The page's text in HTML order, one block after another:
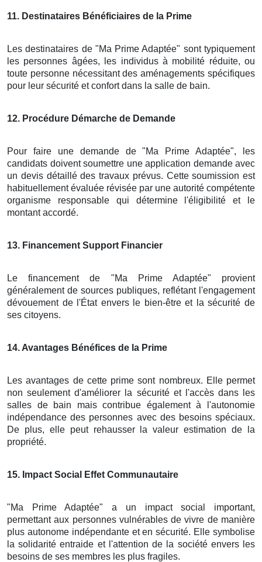
11. Destinataires Bénéficiaires de la Prime
Les destinataires de "Ma Prime Adaptée" sont typiquement
les personnes âgées, les individus à mobilité réduite, ou
toute personne nécessitant des aménagements spécifiques
pour leur sécurité et confort dans la salle de bain.
12. Procédure Démarche de Demande
Pour faire une demande de "Ma Prime Adaptée", les
candidats doivent soumettre une application demande avec
un devis détaillé des travaux prévus. Cette soumission est
habituellement évaluée révisée par une autorité compétente
organisme responsable qui détermine l'éligibilité et le
montant accordé.
13. Financement Support Financier
Le financement de "Ma Prime Adaptée" provient
généralement de sources publiques, reflétant l'engagement
dévouement de l'État envers le bien-être et la sécurité de
ses citoyens.
14. Avantages Bénéfices de la Prime
Les avantages de cette prime sont nombreux. Elle permet
non seulement d'améliorer la sécurité et l'accès dans les
salles de bain mais contribue également à l'autonomie
indépendance des personnes avec des besoins spéciaux.
De plus, elle peut rehausser la valeur estimation de la
propriété.
15. Impact Social Effet Communautaire
"Ma Prime Adaptée" a un impact social important,
permettant aux personnes vulnérables de vivre de manière
plus autonome indépendante et en sécurité. Elle symbolise
la solidarité entraide et l'attention de la société envers les
besoins de ses membres les plus fragiles.